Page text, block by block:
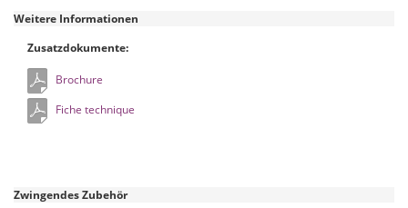
Weitere Informationen
Zusatzdokumente:
Brochure
Fiche technique
Zwingendes Zubehör